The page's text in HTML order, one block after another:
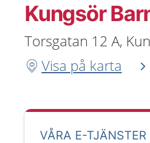
Kungsör
Torsgatan 12 A,
Visa på karta
VÅRA E-TJÄNSTER